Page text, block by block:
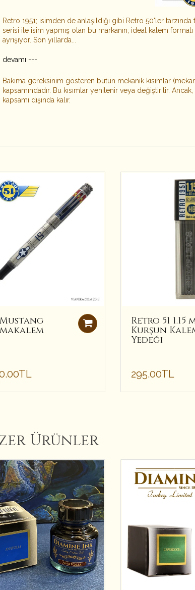
Retro 1951; isimden de anlaşıldığı gibi Retro 50'ler
serisi ile isim yapmış olan bu markanın; ideal kalem
ayrışıyor. Son yıllarda...
devamı ---
Bakıma gereksinim gösteren bütün mekanik kısımlar
kapsamındadır. Bu kısımlar yenilenir veya değiştirilir.
kapsamı dışında kalır.
Mustang Retro 51 1.15
Kurşun
Yedeği
295.00TL
Ürünler